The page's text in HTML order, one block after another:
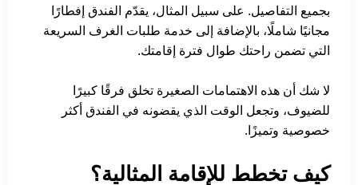
بجميع التفاصيل. على سبيل المثال، يقدّم الفندق إفطارًا
مجانيًا شاملًا، بالإضافة إلى خدمة طلبات الغرف السريعة
التي تضمن راحتك طوال فترة إقامتك.
لا شك أن هذه الاهتمامات الصغيرة تخلق فرقًا كبيرًا
للضيوف، وتجعل الوقت الذي يقضونه في الفندق أكثر
خصوصية وتميزًا.
كيف تخطط للإقامة المثالية؟